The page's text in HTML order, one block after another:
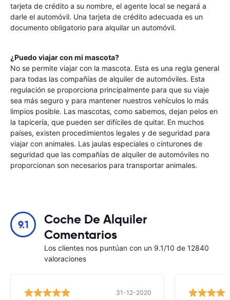
tarjeta de crédito a su nombre, el agente local se negará a
darle el automóvil. Una tarjeta de crédito adecuada es un
documento obligatorio para alquilar un automóvil.
¿Puedo viajar con mi mascota?
No se permite viajar con la mascota. Esta es una regla general
para todas las compañías de alquiler de automóviles. Esta
regulación se proporciona principalmente para que su viaje
sea más seguro y para mantener nuestros vehículos lo más
limpios posible. Las mascotas, como sabemos, dejan pelos en
la tapicería, que pueden ser difíciles de quitar. En muchos
países, existen procedimientos legales y de seguridad para
viajar con animales. Las jaulas especiales o cinturones de
seguridad que las compañías de alquiler de automóviles no
proporcionan son necesarios para transportar animales.
9.1
Coche De Alquiler
Comentarios
Los clientes nos puntúan con un 9.1/10 de 12840
valoraciones
31-12-2020